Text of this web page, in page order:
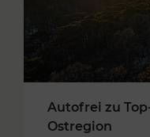
Autofrei zu
Ostregion